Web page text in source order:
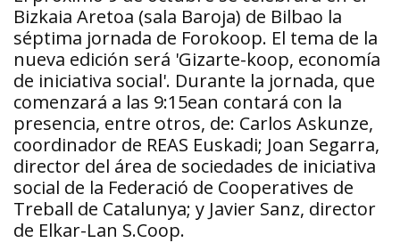
Bizkaia Aretoa (sala Baroja) de Bilbao la
séptima jornada de Forokoop. El tema de la
nueva edición será 'Gizarte-koop, economía
de iniciativa social'. Durante la jornada, que
comenzará a las 9:15ean contará con la
presencia, entre otros, de: Carlos Askunze,
coordinador de REAS Euskadi; Joan Segarra,
director del área de sociedades de iniciativa
social de la Federació de Cooperatives de
Treball de Catalunya; y Javier Sanz, director
de Elkar-Lan S.Coop.